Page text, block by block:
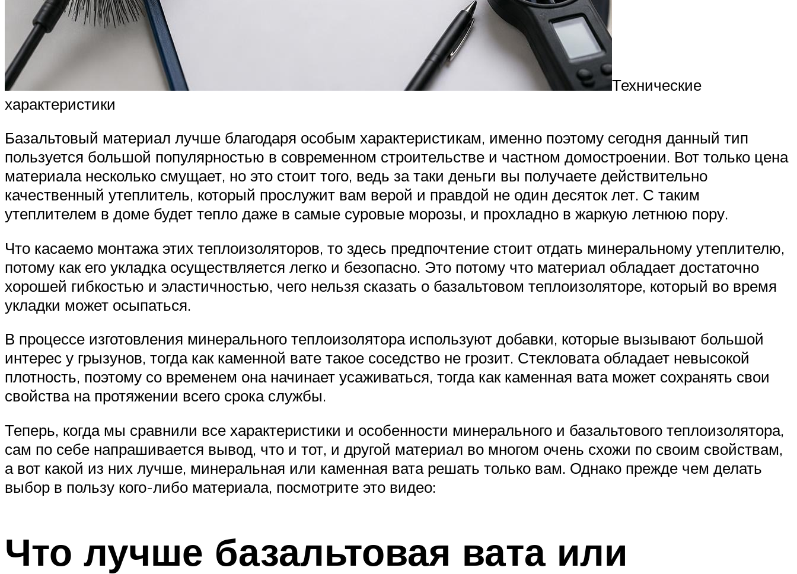
Технические
характеристики
Базальтовый материал лучше благодаря особым характеристикам, именно поэтому сегодня данный тип
пользуется большой популярностью в современном строительстве и частном домостроении. Вот только цена
материала несколько смущает, но это стоит того, ведь за таки деньги вы получаете действительно
качественный утеплитель, который прослужит вам верой и правдой не один десяток лет. С таким
утеплителем в доме будет тепло даже в самые суровые морозы, и прохладно в жаркую летнюю пору.
Что касаемо монтажа этих теплоизоляторов, то здесь предпочтение стоит отдать минеральному утеплителю,
потому как его укладка осуществляется легко и безопасно. Это потому что материал обладает достаточно
хорошей гибкостью и эластичностью, чего нельзя сказать о базальтовом теплоизоляторе, который во время
укладки может осыпаться.
В процессе изготовления минерального теплоизолятора используют добавки, которые вызывают большой
интерес у грызунов, тогда как каменной вате такое соседство не грозит. Стекловата обладает невысокой
плотность, поэтому со временем она начинает усаживаться, тогда как каменная вата может сохранять свои
свойства на протяжении всего срока службы.
Теперь, когда мы сравнили все характеристики и особенности минерального и базальтового теплоизолятора,
сам по себе напрашивается вывод, что и тот, и другой материал во многом очень схожи по своим свойствам,
а вот какой из них лучше, минеральная или каменная вата решать только вам. Однако прежде чем делать
выбор в пользу кого-либо материала, посмотрите это видео:
Что лучше базальтовая вата или